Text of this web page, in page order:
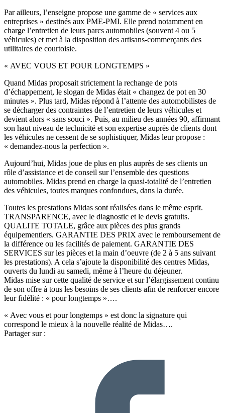
Par ailleurs, l’enseigne propose une gamme de « services aux
entreprises » destinés aux PME-PMI. Elle prend notamment en
charge l’entretien de leurs parcs automobiles (souvent 4 ou 5
véhicules) et met à la disposition des artisans-commerçants des
utilitaires de courtoisie.
« AVEC VOUS ET POUR LONGTEMPS »
Quand Midas proposait strictement la rechange de pots
d’échappement, le slogan de Midas était « changez de pot en 30
minutes ». Plus tard, Midas répond à l’attente des automobilistes de
se décharger des contraintes de l’entretien de leurs véhicules et
devient alors « sans souci ». Puis, au milieu des années 90, affirmant
son haut niveau de technicité et son expertise auprès de clients dont
les véhicules ne cessent de se sophistiquer, Midas leur propose :
« demandez-nous la perfection ».
Aujourd’hui, Midas joue de plus en plus auprès de ses clients un
rôle d’assistance et de conseil sur l’ensemble des questions
automobiles. Midas prend en charge la quasi-totalité de l’entretien
des véhicules, toutes marques confondues, dans la durée.
Toutes les prestations Midas sont réalisées dans le même esprit.
TRANSPARENCE, avec le diagnostic et le devis gratuits.
QUALITE TOTALE, grâce aux pièces des plus grands
équipementiers. GARANTIE DES PRIX avec le remboursement de
la différence ou les facilités de paiement. GARANTIE DES
SERVICES sur les pièces et la main d’oeuvre (de 2 à 5 ans suivant
les prestations). A cela s’ajoute la disponibilité des centres Midas,
ouverts du lundi au samedi, même à l’heure du déjeuner.
Midas mise sur cette qualité de service et sur l’élargissement continu
de son offre à tous les besoins de ses clients afin de renforcer encore
leur fidélité : « pour longtemps »….
« Avec vous et pour longtemps » est donc la signature qui
correspond le mieux à la nouvelle réalité de Midas….
Partager sur :